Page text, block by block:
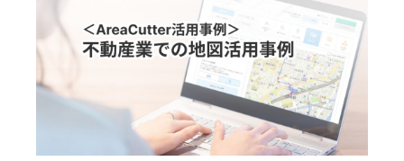
コラム
イベント
よくあるご質問
企業情報